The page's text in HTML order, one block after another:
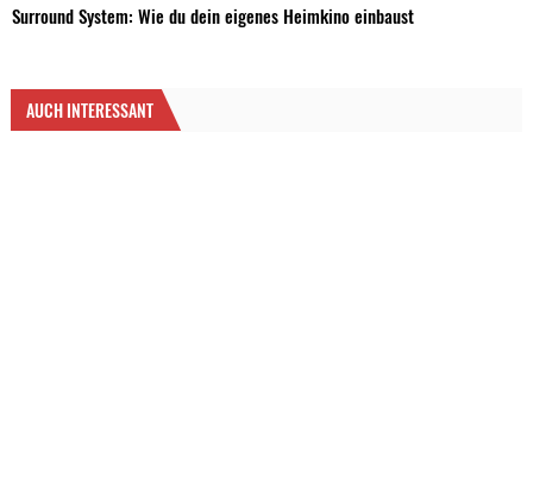
Surround System: Wie du dein eigenes Heimkino einbaust
AUCH INTERESSANT